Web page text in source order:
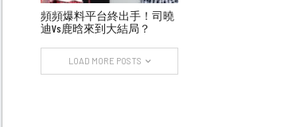
頻頻爆料平台終出手！司曉
迪vs鹿晗來到大結局？
LOAD MORE POSTS